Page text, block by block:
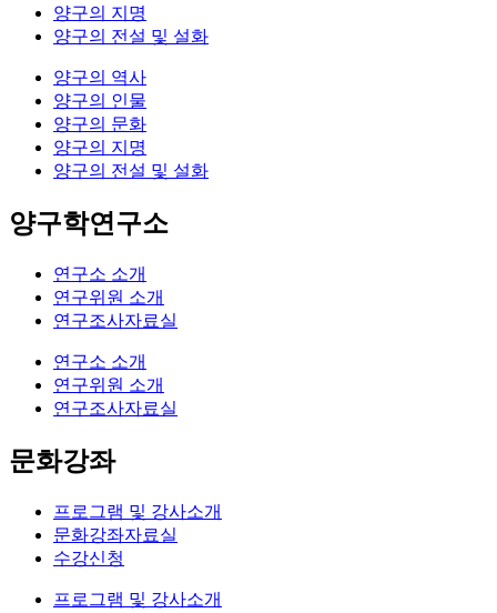
양구의 지명
양구의 전설 및 설화
양구의 역사
양구의 인물
양구의 문화
양구의 지명
양구의 전설 및 설화
양구학연구소
연구소 소개
연구위원 소개
연구조사자료실
연구소 소개
연구위원 소개
연구조사자료실
문화강좌
프로그램 및 강사소개
문화강좌자료실
수강신청
프로그램 및 강사소개